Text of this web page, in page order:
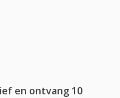
en ontvang 10